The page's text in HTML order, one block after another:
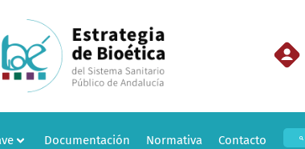
Documentación Normativa Contacto